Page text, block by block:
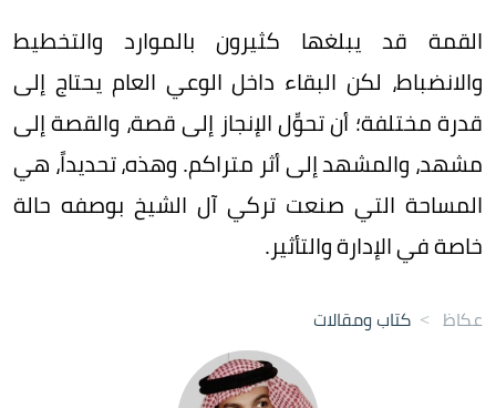
القمة قد يبلغها كثيرون بالموارد والتخطيط
والانضباط، لكن البقاء داخل الوعي العام يحتاج إلى
قدرة مختلفة؛ أن تحوِّل الإنجاز إلى قصة، والقصة إلى
مشهد، والمشهد إلى أثر متراكم. وهذه، تحديداً، هي
المساحة التي صنعت تركي آل الشيخ بوصفه حالة
خاصة في الإدارة والتأثير.
عكاظ > كتاب ومقالات